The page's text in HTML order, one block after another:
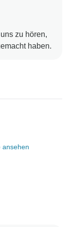
zu hören,
ansehen